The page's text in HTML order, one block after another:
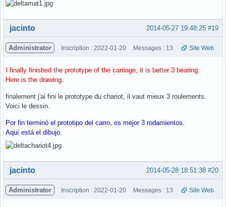
Hors ligne #19
2014-05-27 19:48:25
jacinto
Administrator Inscription : 2022-01-20 Messages : 13 Site Web
I finally finished the prototype of the carriage, it is better 3 bearing.
Here is the drawing.
finalement j'ai fini le prototype du chariot, il vaut mieux 3 roulements.
Voici le dessin.
Por fin terminó el prototipo del carro, es mejor 3 rodamientos.
Aquí está el dibujo.
Hors ligne #20
2014-05-28 18:51:38
jacinto
Administrator Inscription : 2022-01-20 Messages : 13 Site Web